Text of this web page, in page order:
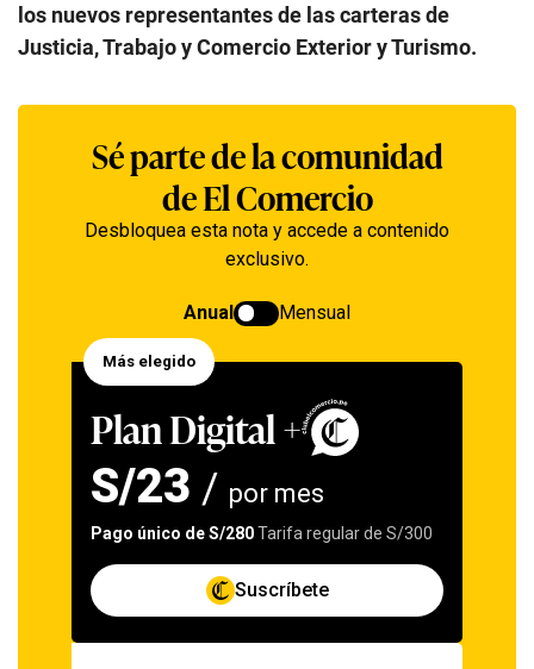
los nuevos representantes de las carteras de
Justicia, Trabajo y Comercio Exterior y Turismo.